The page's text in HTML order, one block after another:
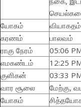
யோகம்
கரணம்
பாலவம்
ராகு நேரம்
05:06
எமகண்டம்
12:25
குளிகன்
03:33
வார சூலை
மேற்கு,
யோகம்